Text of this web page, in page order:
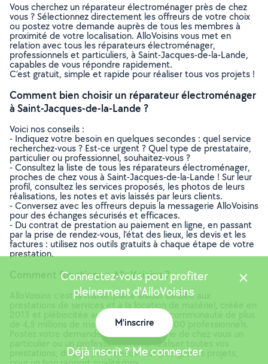
Vous cherchez un réparateur électroménager près de chez
vous ? Sélectionnez directement les offreurs de votre choix
ou postez votre demande auprès de tous les membres à
proximité de votre localisation. AlloVoisins vous met en
relation avec tous les réparateurs électroménager,
professionnels et particuliers, à Saint-Jacques-de-la-Lande,
capables de vous répondre rapidement.
C’est gratuit, simple et rapide pour réaliser tous vos projets !
Comment bien choisir un réparateur électroménager
à Saint-Jacques-de-la-Lande ?
Voici nos conseils :
- Indiquez votre besoin en quelques secondes : quel service
recherchez-vous ? Est-ce urgent ? Quel type de prestataire,
particulier ou professionnel, souhaitez-vous ?
- Consultez la liste de tous les réparateurs électroménager,
proches de chez vous à Saint-Jacques-de-la-Lande ! Sur leur
profil, consultez les services proposés, les photos de leurs
réalisations, les notes et avis laissés par leurs clients.
- Conversez avec les offreurs depuis la messagerie AlloVoisins
pour des échanges sécurisés et efficaces.
- Du contrat de prestation au paiement en ligne, en passant
par la prise de rendez-vous, l’état des lieux, les devis et les
factures : utilisez nos outils gratuits à chaque étape de votre
prestation.
Comment fonctionne AlloVoisins ?
AlloVoisins c’est la marketplace leader dédiée aux
2013 et plébiscitée aujourd’hui par une communauté de plus
de 4,5 millions de membres, dont 300 000 professionnels.
Postez votre demande et trouvez proche de chez vous un
prestations, du plus petit besoin aux plus grands projets,
Connectez-vous pour profiter
pleinement d'AlloVoisins
M'inscrire
Déjà inscrit ? Me connecter